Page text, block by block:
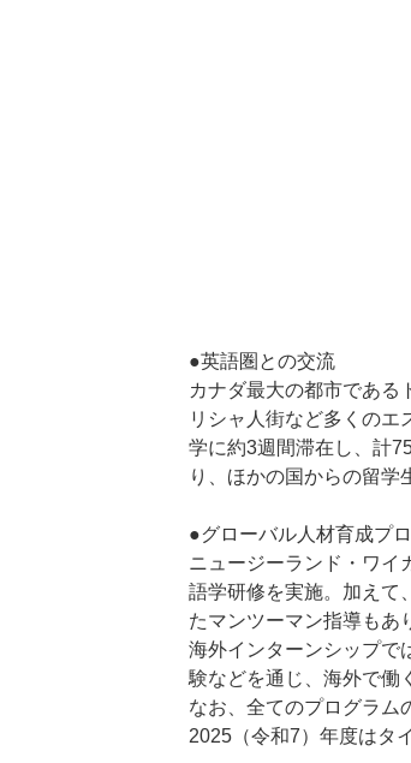
●英語圏との交流
カナダ最大の都市である
リシャ人街など多くのエ
学に約3週間滞在し、計
り、ほかの国からの留学
●グローバル人材育成プ
ニュージーランド・ワイ
語学研修を実施。加えて
たマンツーマン指導もあ
海外インターンシップで
験などを通じ、海外で働
なお、全てのプログラム
2025（令和7）年度はタ